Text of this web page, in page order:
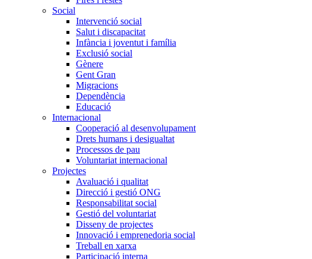
Social
Intervenció social
Salut i discapacitat
Infància i joventut i família
Exclusió social
Gènere
Gent Gran
Migracions
Dependència
Educació
Internacional
Cooperació al desenvolupament
Drets humans i desigualtat
Processos de pau
Voluntariat internacional
Projectes
Avaluació i qualitat
Direcció i gestió ONG
Responsabilitat social
Gestió del voluntariat
Disseny de projectes
Innovació i emprenedoria social
Treball en xarxa
Participació interna